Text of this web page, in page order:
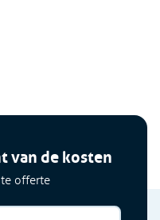
van de kosten
offerte